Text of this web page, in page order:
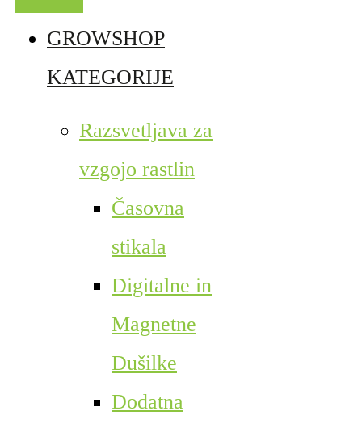
GROWSHOP
KATEGORIJE
Razsvetljava za
vzgojo rastlin
Časovna
stikala
Digitalne in
Magnetne
Dušilke
Dodatna